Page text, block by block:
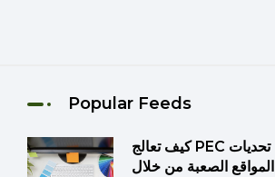
Popular Feeds
كيف تعالج PEC تحديات
المواقع الصعبة من خلال